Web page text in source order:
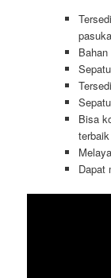
Bisa
terbaik
Dapat